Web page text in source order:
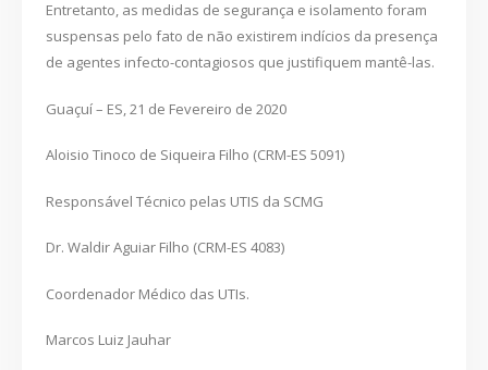
Entretanto, as medidas de segurança e isolamento foram
suspensas pelo fato de não existirem indícios da presença
de agentes infecto-contagiosos que justifiquem mantê-las.
Guaçuí – ES, 21 de Fevereiro de 2020
Aloisio Tinoco de Siqueira Filho (CRM-ES 5091)
Responsável Técnico pelas UTIS da SCMG
Dr. Waldir Aguiar Filho (CRM-ES 4083)
Coordenador Médico das UTIs.
Marcos Luiz Jauhar